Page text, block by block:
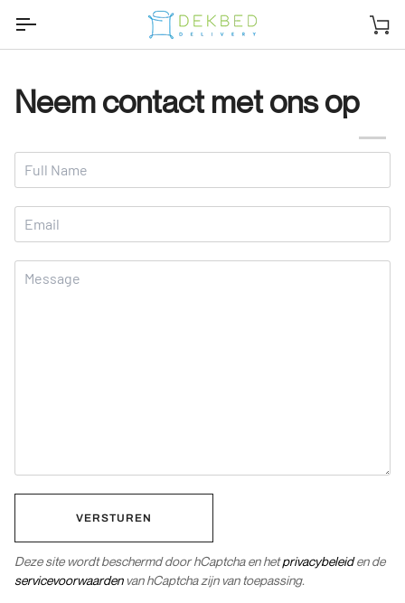
naar
Neem contact met ons op
VERSTUREN
Deze site wordt beschermd door hCaptcha en hetprivacybeleiden de
servicevoorwaardenvan hCaptcha zijn van toepassing.